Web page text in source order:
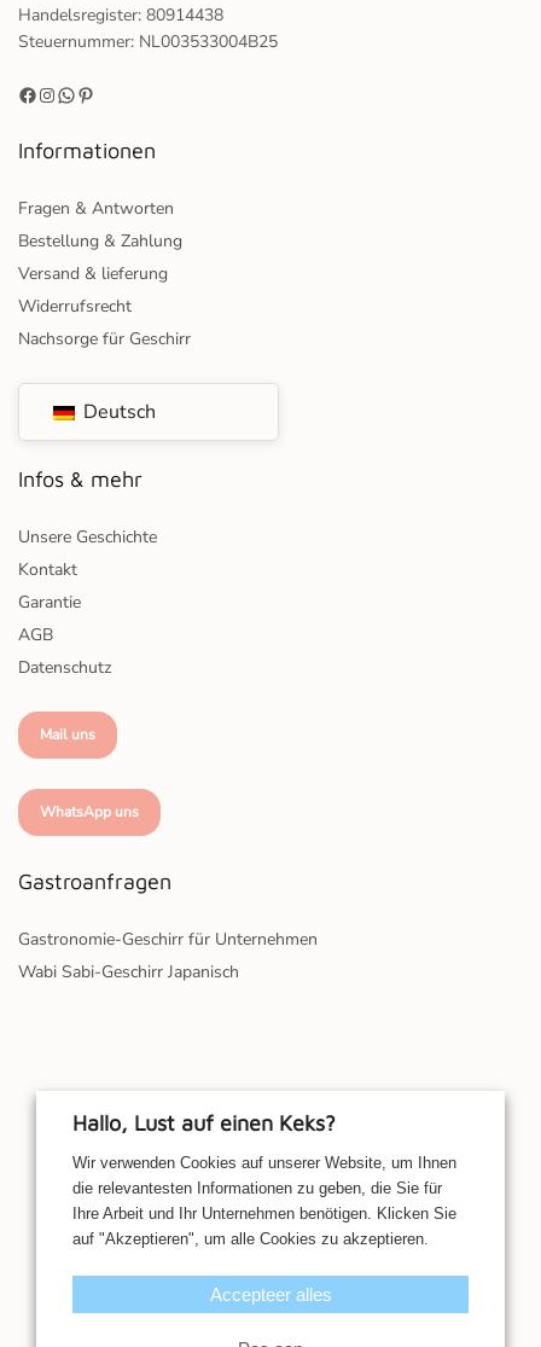
Handelsregister: 80914438
Steuernummer: NL003533004B25
Informationen
Fragen & Antworten
Bestellung & Zahlung
Versand & lieferung
Widerrufsrecht
Nachsorge für Geschirr
Deutsch
Infos & mehr
Unsere Geschichte
Kontakt
Garantie
AGB
Datenschutz
Mail uns
WhatsApp uns
Gastroanfragen
Gastronomie-Geschirr für Unternehmen
Wabi Sabi-Geschirr Japanisch
Hallo, Lust auf einen Keks?
Wir verwenden Cookies auf unserer Website, um Ihnen
die relevantesten Informationen zu geben, die Sie für
Ihre Arbeit und Ihr Unternehmen benötigen. Klicken Sie
auf "Akzeptieren", um alle Cookies zu akzeptieren.
Accepteer alles